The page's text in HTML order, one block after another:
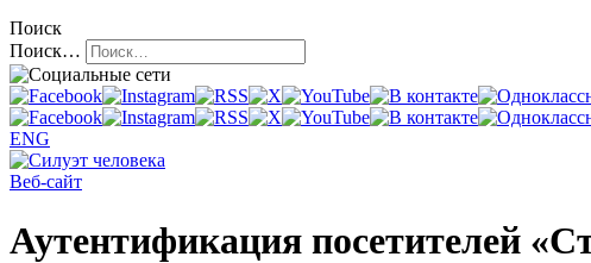
Поиск
Поиск…
ENG
Веб-сайт
Аутентификация посетителей